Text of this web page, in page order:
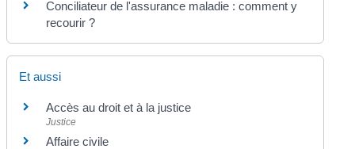
Conciliateur de l'assurance maladie : comment y
recourir ?
Et aussi
Accès au droit et à la justice
Justice
Affaire civile